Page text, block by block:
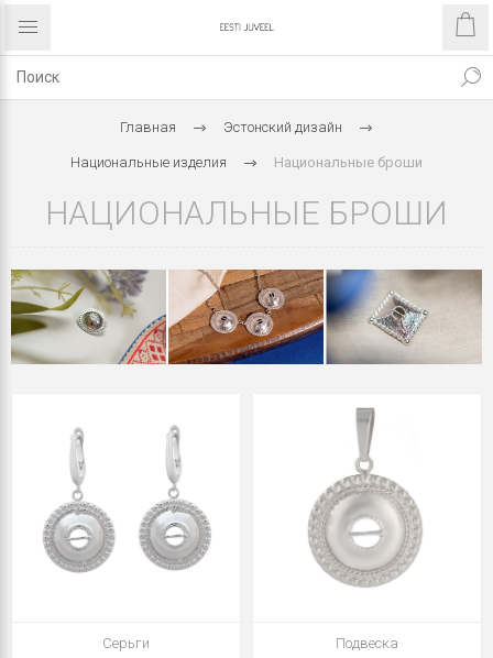
Главная Эстонский дизайн
Национальные изделия Национальные броши
НАЦИОНАЛЬНЫЕ БРОШИ
Серьги Подвеска